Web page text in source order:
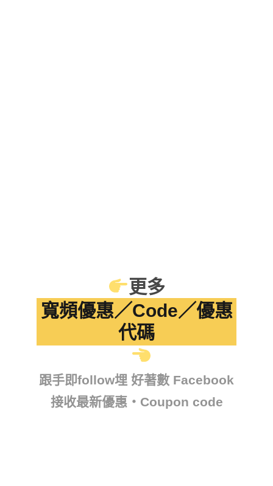
更多
寬頻優惠／Code／優惠
代碼
跟手即follow埋 好著數 Facebook
接收最新優惠・Coupon code